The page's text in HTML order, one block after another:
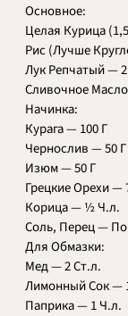
Основное:
Целая Курица
Рис (Лучше
Лук Репчатый —
Сливочное
Начинка:
Курага — 100 Г
Чернослив — 50 Г
Изюм — 50 Г
Грецкие Орехи —
Корица — ½ Ч.л.
Соль, Перец — По
Для Обмазки:
Мед — 2 Ст.л.
Лимонный Сок —
Паприка — 1 Ч.л.